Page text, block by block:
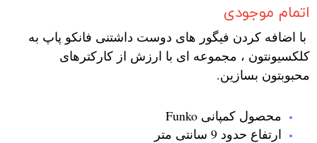
اتمام موجودی
با اضافه کردن فیگور های دوست داشتنی فانکو پاپ به
کلکسیونتون ، مجموعه ای با ارزش از کارکترهای
محبوبتون بسازین.
محصول کمپانی Funko
ارتفاع حدود 9 سانتی متر